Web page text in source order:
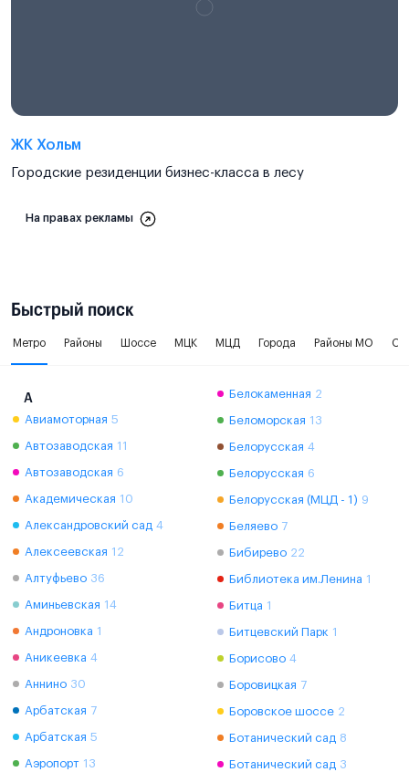
ЖК Хольм
Городские резиденции бизнес-класса в лесу
На правах рекламы
Быстрый поиск
Метро Районы Шоссе МЦК МЦД Города Районы МО
А
Авиамоторная 5
Автозаводская 11
Автозаводская 6
Академическая 10
Александровский сад 4
Алексеевская 12
Алтуфьево 36
Аминьевская 14
Андроновка 1
Аникеевка 4
Аннино 30
Арбатская 7
Арбатская 5
Аэропорт 13
Белокаменная 2
Беломорская 13
Белорусская 4
Белорусская 6
Белорусская (МЦД - 1) 9
Беляево 7
Бибирево 22
Библиотека им.Ленина 1
Битца 1
Битцевский Парк 1
Борисово 4
Боровицкая 7
Боровское шоссе 2
Ботанический сад 8
Ботанический сад 3